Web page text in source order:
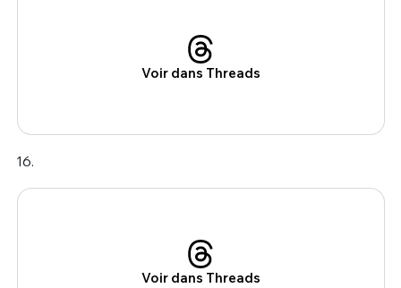
Voir dans Threads
16.
Voir dans Threads